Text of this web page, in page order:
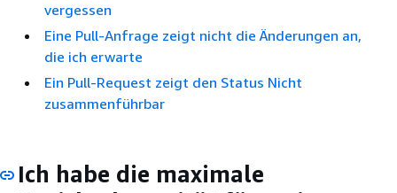
vergessen
Eine Pull-Anfrage zeigt nicht die Änderungen an,
die ich erwarte
Ein Pull-Request zeigt den Status Nicht
zusammenführbar
Ich habe die maximale